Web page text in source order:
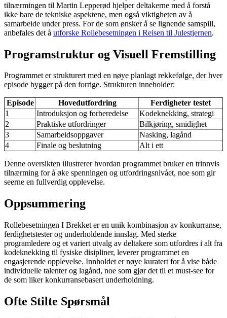
tilnærmingen til Martin Lepperød hjelper deltakerne med å forstå
ikke bare de tekniske aspektene, men også viktigheten av å
samarbeide under press. For de som ønsker å se lignende samspill,
anbefales det å utforske Rollebesetningen i Reisen til Julestjernen.
Programstruktur og Visuell Fremstilling
Programmet er strukturert med en nøye planlagt rekkefølge, der hver
episode bygger på den forrige. Strukturen inneholder:
Episode Hovedutfordring
Ferdigheter testet
1
Introduksjon og forberedelse
Kodeknekking, strategi
2
Praktiske utfordringer
Bilkjøring, smidighet
3
Samarbeidsoppgaver
Nasking, lagånd
4
Finale og beslutning Alt i ett
Denne oversikten illustrerer hvordan programmet bruker en trinnvis
tilnærming for å øke spenningen og utfordringsnivået, noe som gir
seerne en fullverdig opplevelse.
Oppsummering
Rollebesetningen I Brekket er en unik kombinasjon av konkurranse,
ferdighetstester og underholdende innslag. Med sterke
programledere og et variert utvalg av deltakere som utfordres i alt fra
kodeknekking til fysiske disipliner, leverer programmet en
engasjerende opplevelse. Innholdet er nøye kuratert for å vise både
individuelle talenter og lagånd, noe som gjør det til et must-see for
de som liker konkurransebasert underholdning.
Ofte Stilte Spørsmål